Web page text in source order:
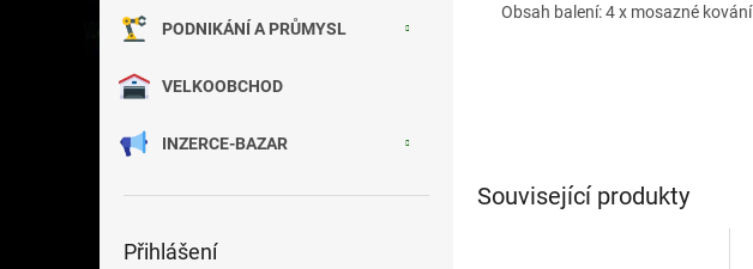
PODNIKÁNÍ A PRŮMYSL
VELKOOBCHOD
INZERCE-BAZAR
Přihlášení
Obsah balení: 4 x mosazné kování
Související produkty